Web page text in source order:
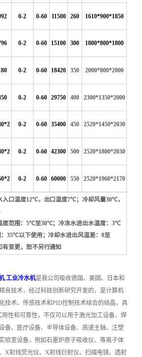
0-2 0-60 11500 260 1610*900*1850
0-2 0-60 15100 300 1800*800*1800
0-2 0-60 18420 350 2000*800*2000
0-2 0-60 29750 400 2300*1350*2000
0-2 0-60 35400 450 2520*1450*2030
0-2 0-60 42300 500 2520*1800*2030
0-2 0-60 60000 550 2520*1960*2170
入口温度12℃，出口温度7℃；冷却风量30℃，
度范围：5℃至30℃；冷冻水进出水温度：3℃
35℃以下使用；冷却水进出风温差：8至
变更，恕不另行通知
,工业冷水机是我公司吸收德国、美国、日本和
良技术，经过科技创新研究开发的，是计算机
技术、传感技术和PID控制技术结合的结晶，具
性和可靠性，不仅可以用于激光加工设备、焊
备、医疗设备、半导体设备、高速主轴、注塑
验室设备，例如石墨炉原子吸收仪、等离子体
X射线荧光仪、X射线衍射仪、扫描电镜、透射